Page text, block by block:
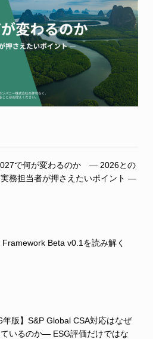
で何が変わるのか ― 2026との
務担当者が押さえたいポイント ―
Beta v0.1を読み解く
年版】S&P Global CSA対応はなぜ
いるのか― ESG評価だけではな